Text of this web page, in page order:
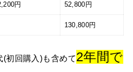
円 52,800円
130,800円
初回購入)も含めて2年間で